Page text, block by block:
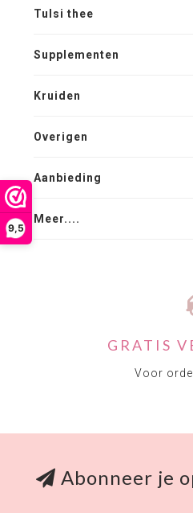
9,5
Tulsi thee
Supplementen
Kruiden
Overigen
Aanbieding
Meer....
GRATIS
Voor
Abonneer je